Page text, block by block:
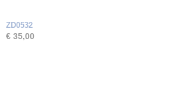
ZD0532
€ 35,00